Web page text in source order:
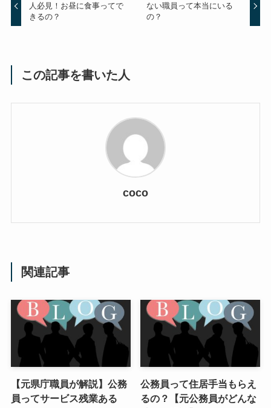
人必見！お昼に食事ってで
きるの？
ない職員って本当にいる
の？
この記事を書いた人
coco
関連記事
【元県庁職員が解説】公務
員ってサービス残業ある
公務員って住居手当もらえ
るの？【元公務員がどんな